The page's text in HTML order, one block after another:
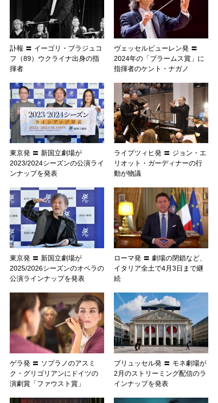
訃報 〓 イーゴリ・ブラジュコ
フ（89）ウクライナ出身の指
揮者
ヴェッセルビューレン発 〓
2024年の「ブラームス賞」に
指揮者のケント・ナガノ
東京発 〓 新国立劇場が
2023/2024シーズンの公演ライ
ンナップを発表
ライプツィヒ発 〓 ジョン・エ
リオット・ガーディナーの行
動が物議
東京発 〓 新国立劇場が
2025/2026シーズンのオペラの
公演ラインナップを発表
ローマ発 〓 劇場の閉鎖など、
イタリア全土で4月3日まで継
続
ゲラ発 〓 ソプラノのアスミ
ク・グリゴリアンにドイツの
演劇賞「ファウスト賞」
ブリュッセル発 〓 モネ劇場が
2月のストリーミング配信のラ
インナップを発表